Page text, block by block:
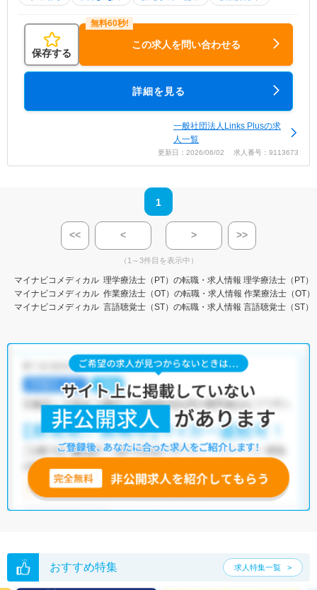
保存する
この求人を問い合わせる
詳細を見る
一般社団法人Links Plusの求
人一覧
更新日：2026/06/02 求人番号：9113673
1
<< < > >>
（1～3件目を表示中）
マイナビコメディカル 理学療法士（PT）の転職・求人情報 理学療法士（PT）
マイナビコメディカル 作業療法士（OT）の転職・求人情報 作業療法士（OT
マイナビコメディカル 言語聴覚士（ST）の転職・求人情報 言語聴覚士（ST）
おすすめ特集 求人特集一覧